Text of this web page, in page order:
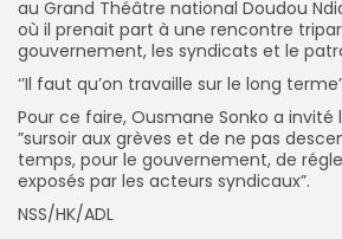
au Grand Théâtre national Doudou
où il prenait part à une rencontre
gouvernement, les syndicats et le
‘’Il faut qu’on travaille sur le long
Pour ce faire, Ousmane Sonko a invité
”sursoir aux grèves et de ne pas
temps, pour le gouvernement, de
exposés par les acteurs syndicaux”.
NSS/HK/ADL